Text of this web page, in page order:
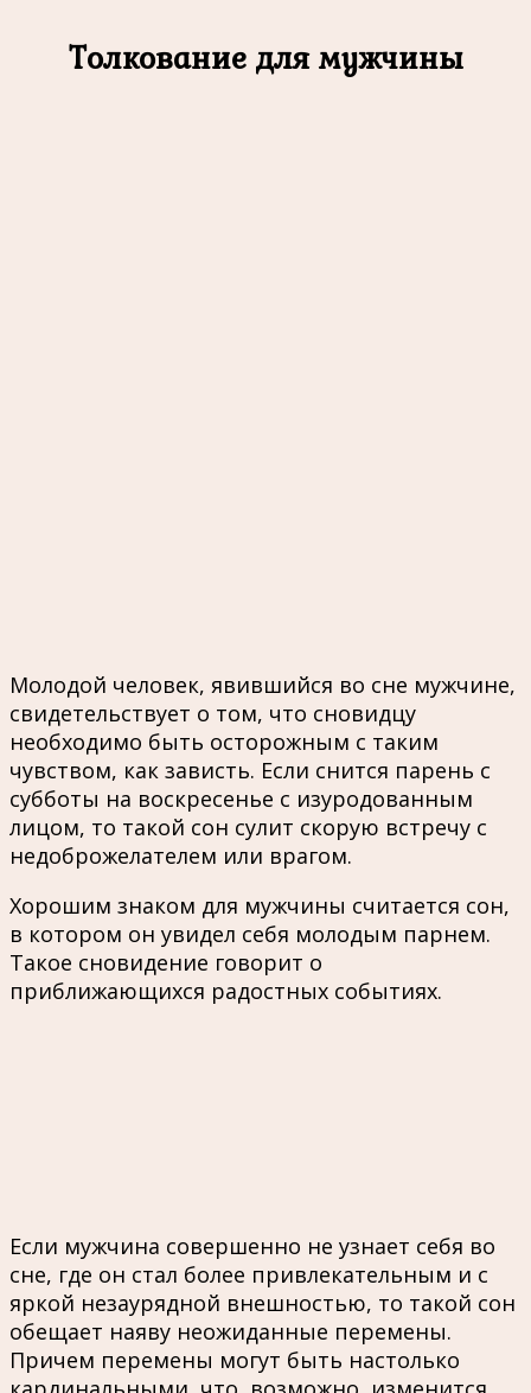
Толкование для мужчины
Молодой человек, явившийся во сне мужчине,
свидетельствует о том, что сновидцу
необходимо быть осторожным с таким
чувством, как зависть. Если снится парень с
субботы на воскресенье с изуродованным
лицом, то такой сон сулит скорую встречу с
недоброжелателем или врагом.
Хорошим знаком для мужчины считается сон,
в котором он увидел себя молодым парнем.
Такое сновидение говорит о
приближающихся радостных событиях.
Если мужчина совершенно не узнает себя во
сне, где он стал более привлекательным и с
яркой незаурядной внешностью, то такой сон
обещает наяву неожиданные перемены.
Причем перемены могут быть настолько